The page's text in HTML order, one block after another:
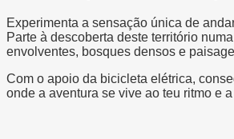
Experimenta a sensação única de
Parte à descoberta deste território
envolventes, bosques densos e
Com o apoio da bicicleta elétrica,
onde a aventura se vive ao teu ritmo e